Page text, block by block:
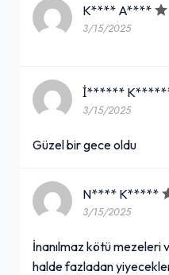
K**** A****
3/15/2025
İ******
3/15/2025
Güzel bir gece oldu
N**** K*****
3/15/2025
İnanılmaz kötü mezeleri
halde fazladan